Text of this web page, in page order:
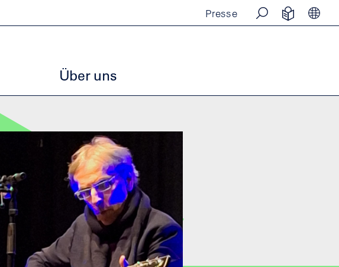
Presse
SUCHEEINFACHE
Über uns